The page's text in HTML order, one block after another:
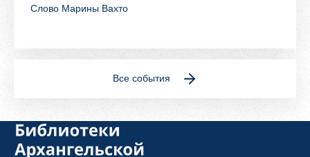
Слово Марины Вахто
Все события